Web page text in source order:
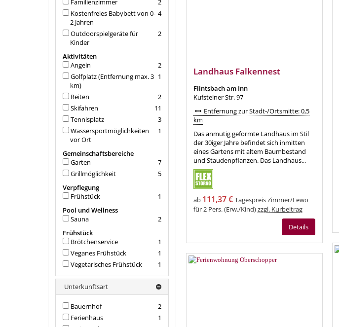
Landhaus Falkennest
Flintsbach am Inn
Kufsteiner Str. 97
Entfernung zur Stadt-/Ortsmitte: 0,5
km
Das anmutig geformte Landhaus im Stil
der 30iger Jahre befindet sich inmitten
eines Gartens mit altem Baumbestand
und Staudenpflanzen. Das Landhaus...
ab 111,37 € Tagespreis Zimmer/Fewo
für 2 Pers. (Erw./Kind)zzgl. Kurbeitrag
Details
2
Familienzimmer
4
Kostenfreies Babybett von 0-
2 Jahren
2
Outdoorspielgeräte für
Kinder
Aktivitäten
2
Angeln
1
Golfplatz (Entfernung max. 3
km)
2
Reiten
11
Skifahren
3
Tennisplatz
1
Wassersportmöglichkeiten
vor Ort
Gemeinschaftsbereiche
7
Garten
5
Grillmöglichkeit
Verpflegung
1
Frühstück
Pool und Wellness
2
Sauna
Frühstück
1
Brötchenservice
1
Veganes Frühstück
1
Vegetarisches Frühstück
Unterkunftsart
2
Bauernhof
1
Ferienhaus